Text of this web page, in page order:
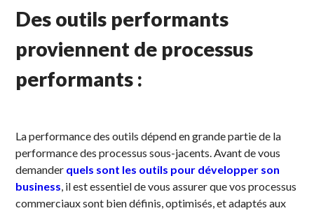
Des outils performants
proviennent de processus
performants :
La performance des outils dépend en grande partie de la
performance des processus sous-jacents. Avant de vous
demander quels sont les outils pour développer son
business , il est essentiel de vous assurer que vos processus
commerciaux sont bien définis, optimisés, et adaptés aux